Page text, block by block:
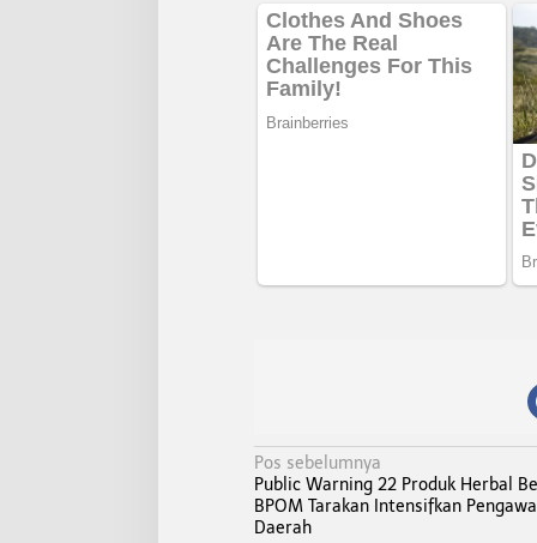
N
a
v
Pos sebelumnya
Public Warning 22 Produk Herbal
BPOM Tarakan Intensifkan
Daerah